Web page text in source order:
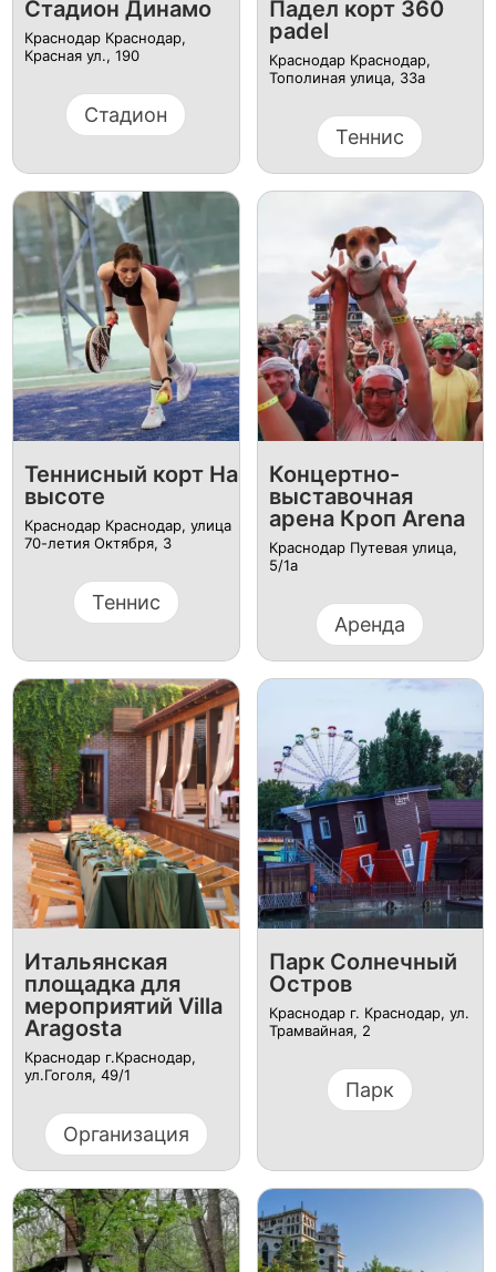
Стадион Динамо
Краснодар Краснодар,
Красная ул., 190
Стадион
Падел корт 360
padel
Краснодар Краснодар,
Тополиная улица, 33а
Теннис
Теннисный корт На
высоте
Краснодар Краснодар, улица
70-летия Октября, 3
Теннис
Концертно-
выставочная
арена Кроп Arena
Краснодар Путевая улица,
5/1а
Аренда
Итальянская
площадка для
мероприятий Villa
Aragosta
Краснодар г.Краснодар,
ул.Гоголя, 49/1
Организация
Парк Солнечный
Остров
Краснодар г. Краснодар, ул.
Трамвайная, 2
Парк